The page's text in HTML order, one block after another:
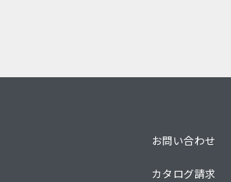
お問い合わせ
カタログ請求